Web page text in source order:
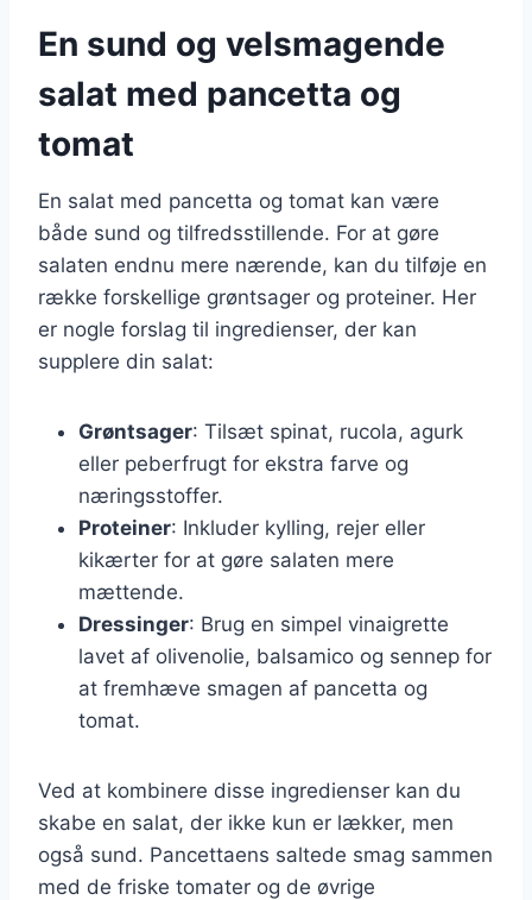
En sund og velsmagende
salat med pancetta og
tomat
En salat med pancetta og tomat kan være
både sund og tilfredsstillende. For at gøre
salaten endnu mere nærende, kan du tilføje en
række forskellige grøntsager og proteiner. Her
er nogle forslag til ingredienser, der kan
supplere din salat:
Grøntsager: Tilsæt spinat, rucola, agurk
eller peberfrugt for ekstra farve og
næringsstoffer.
Proteiner: Inkluder kylling, rejer eller
kikærter for at gøre salaten mere
mættende.
Dressinger: Brug en simpel vinaigrette
lavet af olivenolie, balsamico og sennep for
at fremhæve smagen af pancetta og
tomat.
Ved at kombinere disse ingredienser kan du
skabe en salat, der ikke kun er lækker, men
også sund. Pancettaens saltede smag sammen
med de friske tomater og de øvrige